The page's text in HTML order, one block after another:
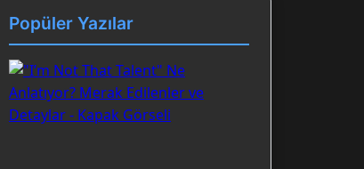
Popüler Yazılar